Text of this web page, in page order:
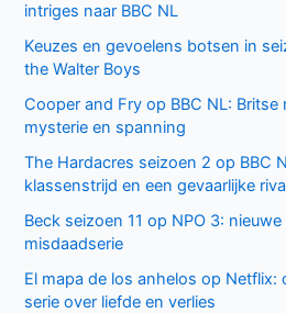
intriges naar BBC NL
Keuzes en gevoelens botsen in
the Walter Boys
Cooper and Fry op BBC NL: Britse
mysterie en spanning
The Hardacres seizoen 2 op BBC
klassenstrijd en een gevaarlijke
Beck seizoen 11 op NPO 3:
misdaadserie
El mapa de los anhelos op Netflix:
serie over liefde en verlies